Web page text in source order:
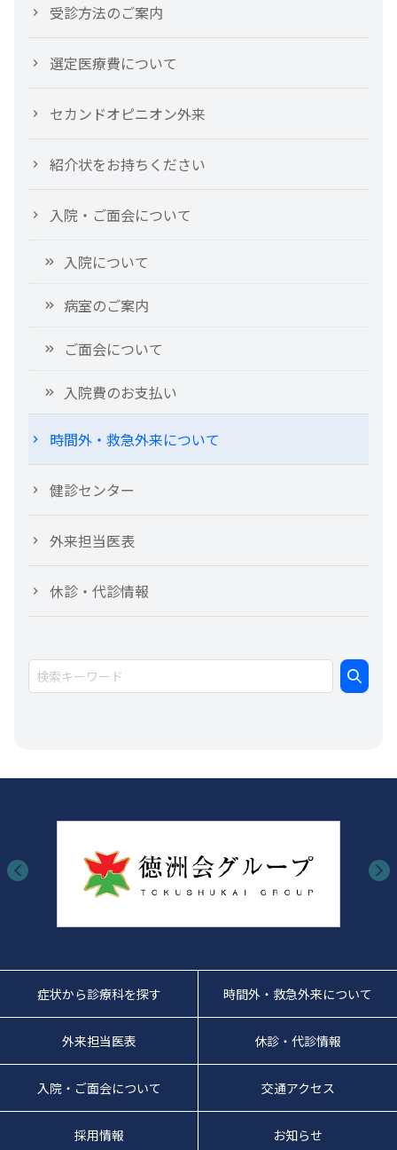
受診方法のご案内
選定医療費について
セカンドオピニオン外来
紹介状をお持ちください
入院・ご面会について
入院について
病室のご案内
ご面会について
入院費のお支払い
時間外・救急外来について
健診センター
外来担当医表
休診・代診情報
症状から診療科を探す 時間外・救急外来について
外来担当医表 休診・代診情報
入院・ご面会について 交通アクセス
採用情報 お知らせ